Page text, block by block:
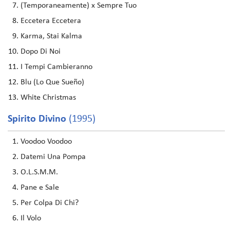
(Temporaneamente) x Sempre Tuo
Eccetera Eccetera
Karma, Stai Kalma
Dopo Di Noi
I Tempi Cambieranno
Blu (Lo Que Sueño)
White Christmas
Spirito Divino (1995)
Voodoo Voodoo
Datemi Una Pompa
O.L.S.M.M.
Pane e Sale
Per Colpa Di Chi?
Il Volo